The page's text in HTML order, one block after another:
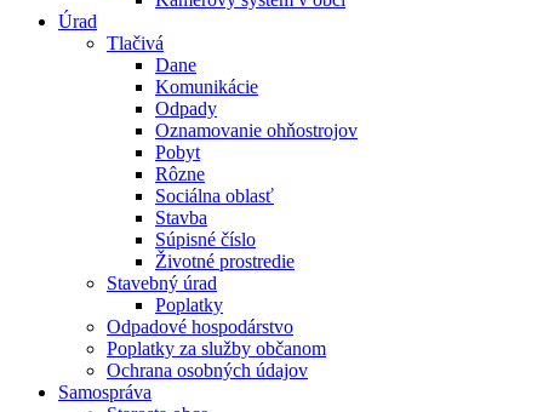
Úrad
Tlačivá
Dane
Komunikácie
Odpady
Oznamovanie ohňostrojov
Pobyt
Rôzne
Sociálna oblasť
Stavba
Súpisné číslo
Životné prostredie
Stavebný úrad
Poplatky
Odpadové hospodárstvo
Poplatky za služby občanom
Ochrana osobných údajov
Samospráva